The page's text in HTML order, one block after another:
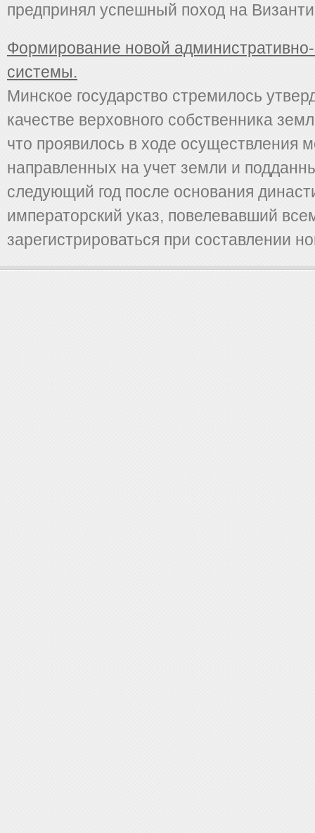
предпринял успешный поход на
Формирование новой
системы.
Минское государство стремилось
качестве верховного собственника
что проявилось в ходе осуществления
направленных на учет земли и
следующий год после основания
императорский указ, повелевавший
зареги­стрироваться при составлении